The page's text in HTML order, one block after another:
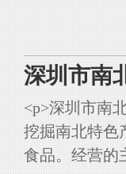
深圳市南
<p>深圳市南
挖掘南北特色
食品。经营的